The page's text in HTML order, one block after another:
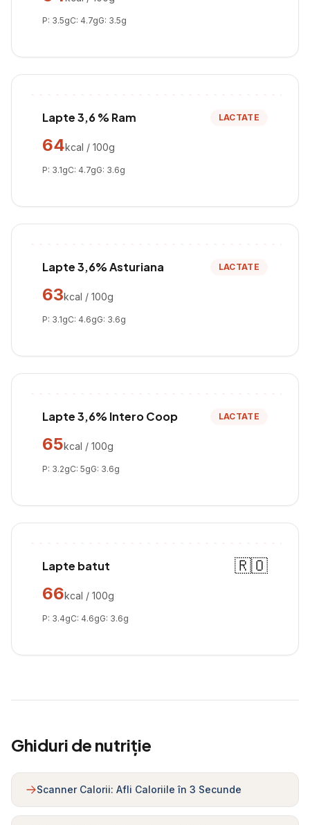
P: 3.5gC: 4.7gG: 3.5g
Lapte 3,6 % Ram LACTATE
64kcal / 100g
P: 3.1gC: 4.7gG: 3.6g
Lapte 3,6% Asturiana LACTATE
63kcal / 100g
P: 3.1gC: 4.6gG: 3.6g
Lapte 3,6% Intero Coop LACTATE
65kcal / 100g
P: 3.2gC: 5gG: 3.6g
Lapte batut
🇷🇴
66kcal / 100g
P: 3.4gC: 4.6gG: 3.6g
Ghiduri de nutriție
Scanner Calorii: Afli Caloriile în 3 Secunde